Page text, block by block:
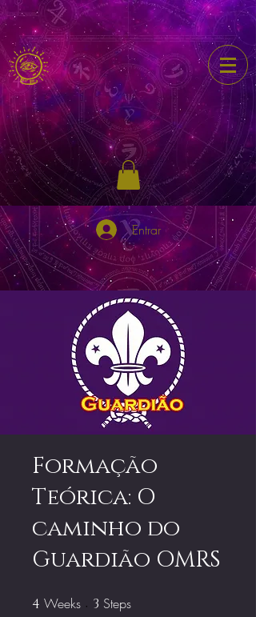
Entrar
Formação
Teórica: O
caminho do
Guardião OMRS
4 Weeks 4 Weeks
3 Steps